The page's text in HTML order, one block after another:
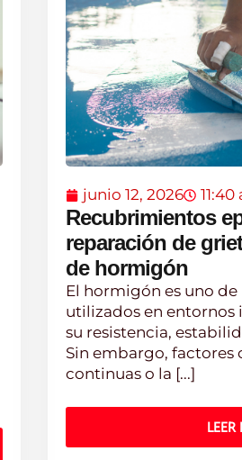
junio 12, 2026 11:40
Recubrimientos
reparación de
de hormigón
El hormigón es uno
utilizados en entornos
su resistencia,
Sin embargo, factores
continuas o la [...]
LEER